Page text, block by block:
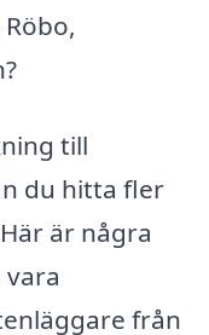
Röbo,
till
du hitta fler
är några
från